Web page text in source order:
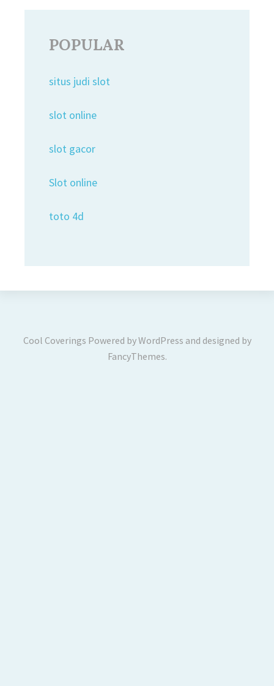
POPULAR
situs judi slot
slot online
slot gacor
Slot online
toto 4d
Cool Coverings Powered byWordPress and designed by
FancyThemes.